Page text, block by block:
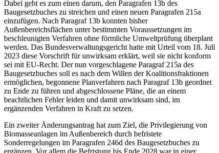
Dabei geht es zum einen darum, den Paragrafen 13b des
Baugesetzbuches zu streichen und einen neuen Paragrafen 215a
einzufügen. Nach Paragraf 13b konnten bisher
Außenbereichsflächen unter bestimmten Voraussetzungen im
beschleunigten Verfahren ohne förmliche Umweltprüfung überplant
werden. Das Bundesverwaltungsgericht hatte mit Urteil vom 18. Juli
2023 diese Vorschrift für unwirksam erklärt, weil sie nicht konform
sei mit EU-Recht. Der nun vorgeschlagene Paragraf 215a des
Baugesetzbuches soll es nach dem Willen der Koalitionsfraktionen
ermöglichen, begonnene Planverfahren nach Paragraf 13b geordnet
zu Ende zu führen und abgeschlossene Pläne, die an einem
beachtlichen Fehler leiden und damit unwirksam sind, im
ergänzenden Verfahren in Kraft zu setzen.
Ein zweiter Änderungsantrag hat zum Ziel, die Privilegierung von
Biomasseanlagen im Außenbereich durch befristete
Sonderregelungen im Paragrafen 246d des Baugesetzbuches zu
ergänzen. Vor allem die Befristung bis Ende 2028 war in einer